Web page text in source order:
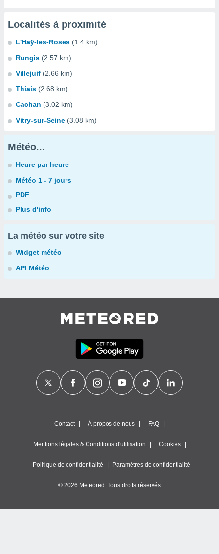
Localités à proximité
L'Haÿ-les-Roses (1.4 km)
Rungis (2.57 km)
Villejuif (2.66 km)
Thiais (2.68 km)
Cachan (3.02 km)
Vitry-sur-Seine (3.08 km)
Météo...
Heure par heure
Météo 1 - 7 jours
PDF
Plus d'info
La météo sur votre site
Widget météo
API Météo
Contact À propos de nous FAQ
Mentions légales & Conditions d'utilisation Cookies
Politique de confidentialité Paramètres de confidentialité
© 2026 Meteored. Tous droits réservés